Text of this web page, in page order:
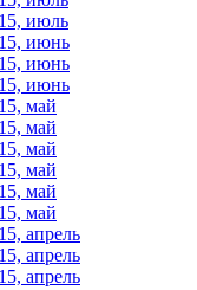
июль
июнь
июнь
июнь
май
май
май
май
май
май
апрель
апрель
апрель